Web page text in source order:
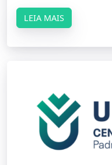
LEIA MAIS